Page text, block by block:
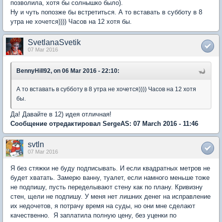
позволила, хотя бы солнышко было).
Ну и чуть попозже бы встретиться. А то вставать в субботу в 8
утра не хочется)))) Часов на 12 хотя бы.
SvetlanaSvetik
07 Mar 2016
BennyHill92, on 06 Mar 2016 - 22:10:
А то вставать в субботу в 8 утра не хочется)))) Часов на 12 хотя
бы.
Да! Давайте в 12) идея отличная!
Сообщение отредактировал SergeAS: 07 March 2016 - 11:46
svtln
07 Mar 2016
Я без стяжки не буду подписывать. И если квадратных метров не
будет хватать. Замерю ванну, туалет, если намного меньше тоже
не подпишу, пусть переделывают стену как по плану. Кривизну
стен, щели не подпишу. У меня нет лишних денег на исправление
их недочетов, я потрачу время на суды, но они мне сделают
качественно. Я заплатила полную цену, без уценки по